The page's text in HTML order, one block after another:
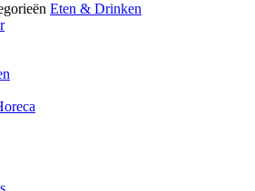
Eten & Drinken